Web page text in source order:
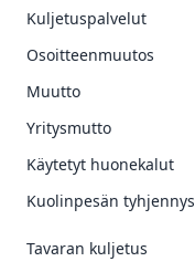
Kuljetuspalvelut
Osoitteenmuutos
Muutto
Yritysmutto
Käytetyt huonekalut
Kuolinpesän tyhjennys
Tavaran kuljetus